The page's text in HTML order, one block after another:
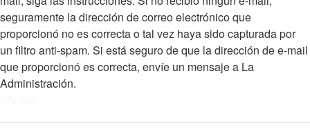
seguramente la dirección de correo electrónico que
proporcionó no es correcta o tal vez haya sido capturada por
un filtro anti-spam. Si está seguro de que la dirección de e-mail
que proporcionó es correcta, envíe un mensaje a La
Administración.